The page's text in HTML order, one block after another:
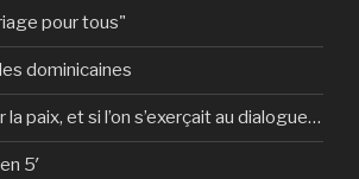
pour tous"
dominicaines
paix, et si l’on s’exerçait au dialogue…
5′